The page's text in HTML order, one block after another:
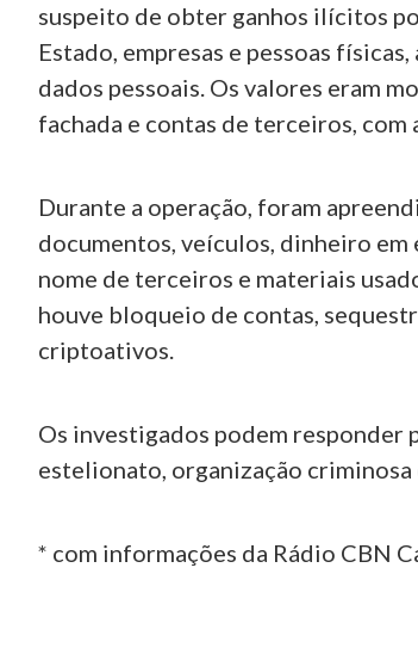
suspeito de obter ganhos ilícitos
Estado, empresas e pessoas
dados pessoais. Os valores eram
fachada e contas de terceiros, com
Durante a operação, foram
documentos, veículos, dinheiro em
nome de terceiros e materiais
houve bloqueio de contas,
criptoativos.
Os investigados podem responder
estelionato, organização
* com informações da Rádio CBN